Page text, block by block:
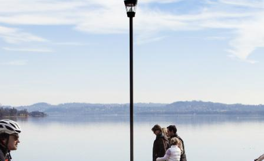
À Biandronno, vous pouvez embarquer en direction
de l'îlot Virginia, une coriandre verte au centre de
Parc Archéologique, classé patrimoine mondial de
De retour sur la terre ferme, vous arriverez à
Gavirate, patrie des moches et des bons, les
gâteaux traditionnels à base d’amandes et de